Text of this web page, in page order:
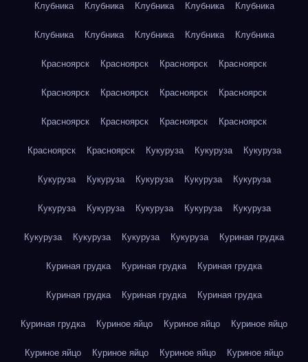
Клубника Клубника Клубника Клубника Клубника
Клубника Клубника Клубника Клубника Клубника
Красноярск Красноярск Красноярск Красноярск
Красноярск Красноярск Красноярск Красноярск
Красноярск Красноярск Красноярск Красноярск
Красноярск Красноярск Кукуруза Кукуруза Кукуруза
Кукуруза Кукуруза Кукуруза Кукуруза Кукуруза
Кукуруза Кукуруза Кукуруза Кукуруза Кукуруза
Кукуруза Кукуруза Кукуруза Кукуруза Куриная грудка
Куриная грудка Куриная грудка Куриная грудка
Куриная грудка Куриная грудка Куриная грудка
Куриная грудка Куриное яйцо Куриное яйцо Куриное яйцо
Куриное яйцо Куриное яйцо Куриное яйцо Куриное яйцо